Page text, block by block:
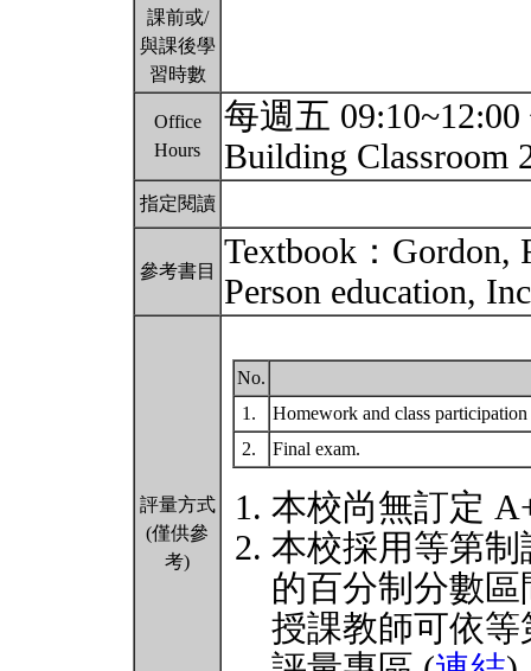
課前或/
與課後學
習時數
Office
Hours
每週五
Building Classroom
指定閱讀
參考書目
Textbook：Gordon,
Person education,
評量方式
(僅供參
考)
No.
1.
Homework and class participation
2.
Final exam.
本校尚無訂定
本校採用等第
的百分制分數
授課教師可依